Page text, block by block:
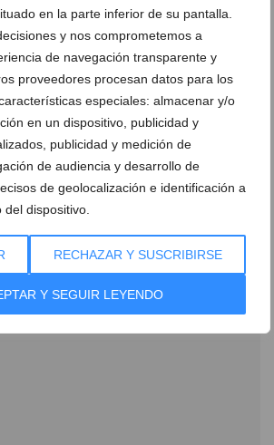
en la parte inferior de su pantalla.
y nos comprometemos a
de navegación transparente y
proveedores procesan datos para los
especiales: almacenar y/o
en un dispositivo, publicidad y
publicidad y medición de
de audiencia y desarrollo de
de geolocalización e identificación a
dispositivo.
RECHAZAR Y SUSCRIBIRSE
Y SEGUIR LEYENDO